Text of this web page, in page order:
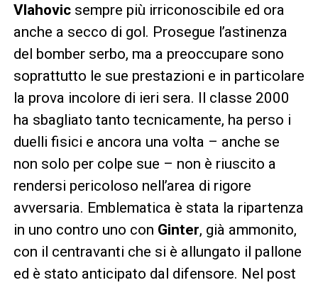
Vlahovic sempre più irriconoscibile ed ora
anche a secco di gol. Prosegue l’astinenza
del bomber serbo, ma a preoccupare sono
soprattutto le sue prestazioni e in particolare
la prova incolore di ieri sera. Il classe 2000
ha sbagliato tanto tecnicamente, ha perso i
duelli fisici e ancora una volta – anche se
non solo per colpe sue – non è riuscito a
rendersi pericoloso nell’area di rigore
avversaria. Emblematica è stata la ripartenza
in uno contro uno con Ginter, già ammonito,
con il centravanti che si è allungato il pallone
ed è stato anticipato dal difensore. Nel post